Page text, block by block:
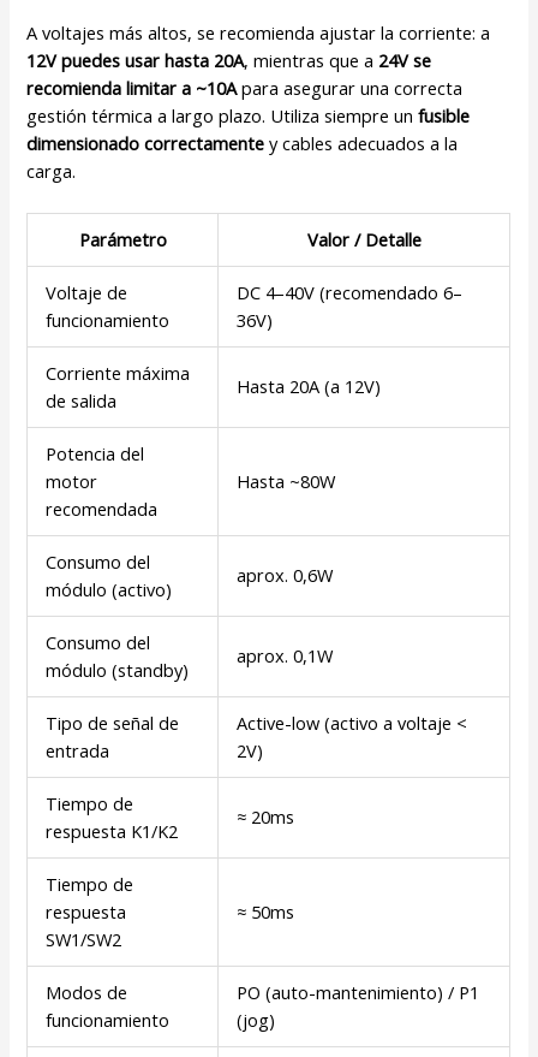
A voltajes más altos, se recomienda ajustar la corriente: a
12V puedes usar hasta 20A, mientras que a 24V se
recomienda limitar a ~10Apara asegurar una correcta
gestión térmica a largo plazo. Utiliza siempre unfusible
dimensionado correctamente y cables adecuados a la
carga.
Parámetro Valor / Detalle
Voltaje de
funcionamiento
DC 4–40V (recomendado 6–
36V)
Corriente máxima
de salida
Hasta 20A (a 12V)
Potencia del
motor
recomendada
Hasta ~80W
Consumo del
módulo (activo)
aprox. 0,6W
Consumo del
módulo (standby)
aprox. 0,1W
Tipo de señal de
entrada
Active-low (activo a voltaje <
2V)
Tiempo de
respuesta K1/K2
≈ 20ms
Tiempo de
respuesta
SW1/SW2
≈ 50ms
Modos de
funcionamiento
PO (auto-mantenimiento) / P1
(jog)